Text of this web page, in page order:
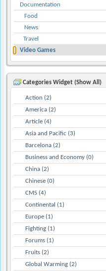
Documentation
Food
News
Travel
Video Games
Categories Widget (Show All)
Action (2)
America (2)
Article (4)
Asia and Pacific (3)
Barcelona (2)
Business and Economy (0)
China (2)
Chinese (0)
CMS (4)
Continental (1)
Europe (1)
Fighting (1)
Forums (1)
Fruits (2)
Global Warming (2)